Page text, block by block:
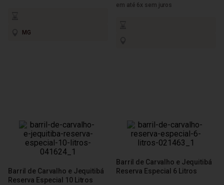
MG
em até 6x sem juros
Barril de Carvalho e Jequitibá
Reserva Especial 10 Litros
Barril de Carvalho e Jequitibá
Reserva Especial 6 Litros